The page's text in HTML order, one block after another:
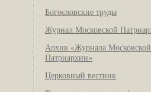
Богословские труды
Журнал Московской
Архив «Журнала Московской
Патриархии»
Церковный вестник